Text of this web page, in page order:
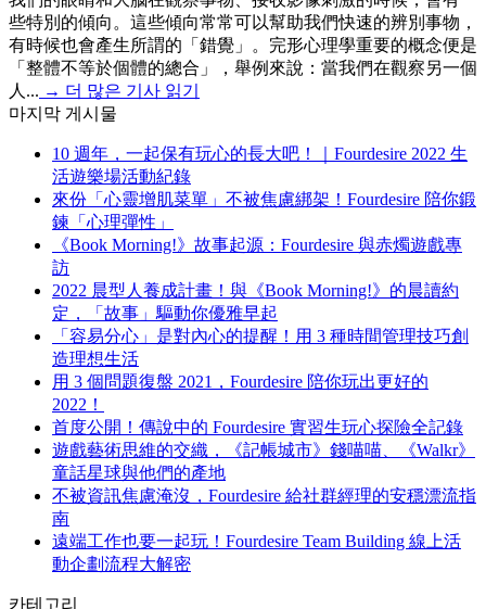
些特別的傾向。這些傾向常常可以幫助我們快速的辨別事物，
有時候也會產生所謂的「錯覺」。完形心理學重要的概念便是
「整體不等於個體的總合」，舉例來說：當我們在觀察另一個
人... → 더 많은 기사 읽기
마지막 게시물
10 週年，一起保有玩心的長大吧！｜Fourdesire 2022 生
活遊樂場活動紀錄
來份「心靈增肌菜單」不被焦慮綁架！Fourdesire 陪你鍛
鍊「心理彈性」
《Book Morning!》故事起源：Fourdesire 與赤燭遊戲專
訪
2022 晨型人養成計畫！與《Book Morning!》的晨讀約
定，「故事」驅動你優雅早起
「容易分心」是對內心的提醒！用 3 種時間管理技巧創
造理想生活
用 3 個問題復盤 2021，Fourdesire 陪你玩出更好的
2022！
首度公開！傳說中的 Fourdesire 實習生玩心探險全記錄
遊戲藝術思維的交織，《記帳城市》錢喵喵、《Walkr》
童話星球與他們的產地
不被資訊焦慮淹沒，Fourdesire 給社群經理的安穩漂流指
南
遠端工作也要一起玩！Fourdesire Team Building 線上活
動企劃流程大解密
카테고리